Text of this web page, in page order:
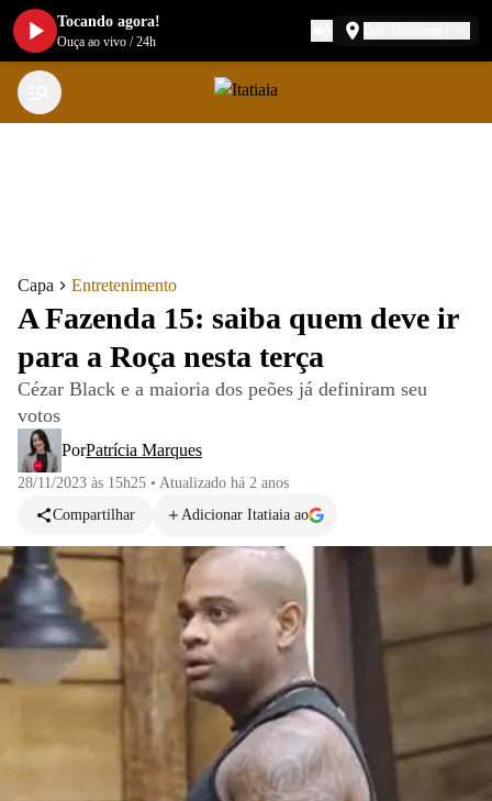
Capa Entretenimento
A Fazenda 15: saiba quem deve ir
para a Roça nesta terça
Cézar Black e a maioria dos peões já definiram seu
votos
PorPatrícia Marques
28/11/2023 às 15h25 • Atualizado há 2 anos
Compartilhar
Adicionar Itatiaia ao
Tocando agora!
Ouça ao vivo /24h